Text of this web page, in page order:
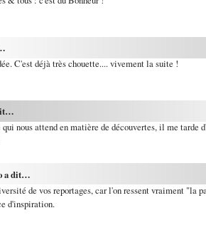
C'est déjà très chouette.... vivement la suite !
nous attend en matière de découvertes, il me tarde
a dit…
de vos reportages, car l'on ressent vraiment "la
d'inspiration.